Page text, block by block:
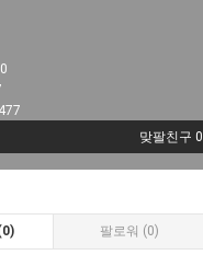
맞팔친구 0
팔로워 (0)